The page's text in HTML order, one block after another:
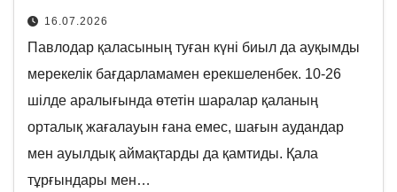
16.07.2026
Павлодар қаласының туған күні биыл да ауқымды
мерекелік бағдарламамен ерекшеленбек. 10-26
шілде аралығында өтетін шаралар қаланың
орталық жағалауын ғана емес, шағын аудандар
мен ауылдық аймақтарды да қамтиды. Қала
тұрғындары мен…